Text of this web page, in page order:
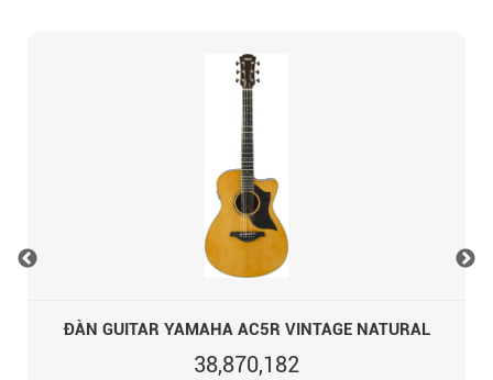
ĐÀN GUITAR YAMAHA AC5R VINTAGE NATURAL
38,870,182